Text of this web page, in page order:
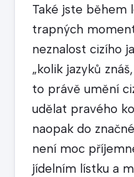
Také jste během
trapných
neznalost cizího
„kolik jazyků
to právě umění
udělat pravého
naopak do
není moc
jídelním lístku a